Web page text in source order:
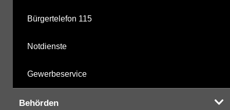
Bürgertelefon 115
Notdienste
Gewerbeservice
Behörden